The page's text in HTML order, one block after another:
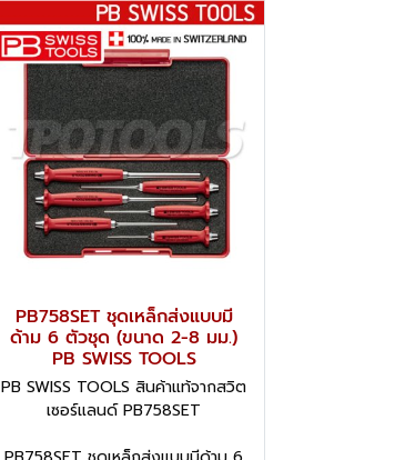
PB758SET ชุดเหล็กส่งแบบมี
ด้าม 6 ตัวชุด (ขนาด 2-8 มม.)
PB SWISS TOOLS
PB SWISS TOOLS สินค้าแท้จากสวิต
เซอร์แลนด์ PB758SET